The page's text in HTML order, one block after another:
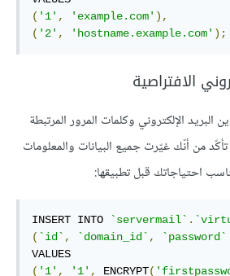
( '1' , 'example.com' ),
( '2' , 'hostname.example.com' );
الافتراصية
البريد الإلكتروني وكلمات المرور المرتبطة
من أنّك غيّرت جميع البيانات والمعلومات
احتياجاتك قبل تطبيقها:
INSERT INTO `servermail` .
( `id` , `domain_id` , `password`
( '1' , '1' , ENCRYPT(